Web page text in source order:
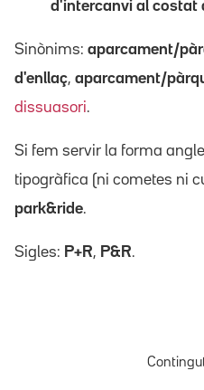
d'intercanvi al costat
Sinònims: aparcament/
d'enllaç, aparcament/
dissuasori.
Si fem servir la forma
tipogràfica (ni cometes ni
park&ride.
Sigles: P+R, P&R.